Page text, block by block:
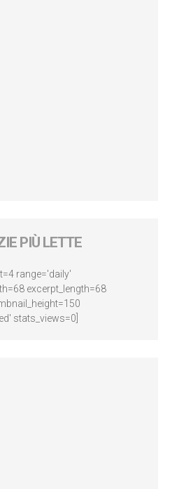
PIÙ LETTE
range='daily'
excerpt_length=68
stats_views=0]